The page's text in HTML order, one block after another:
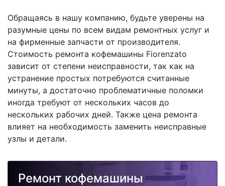
Обращаясь в нашу компанию, будьте уверены на
разумные цены по всем видам ремонтных услуг и
на фирменные запчасти от производителя.
Стоимость ремонта кофемашины Fiorenzato
зависит от степени неисправности, так как на
устранение простых потребуются считанные
минуты, а достаточно проблематичные поломки
иногда требуют от нескольких часов до
нескольких рабочих дней. Также цена ремонта
влияет на необходимость заменить неисправные
узлы и детали.
Ремонт кофемашины